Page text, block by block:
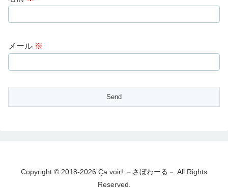
メール ※
Copyright © 2018-2026 Ça voir! －さぼわーる－ All Rights
Reserved.